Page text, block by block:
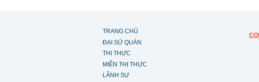
TRANG CHỦ
ĐẠI SỨ QUÁN
THỊ THỰC
MIỄN THỊ THỰC
LÃNH SỰ